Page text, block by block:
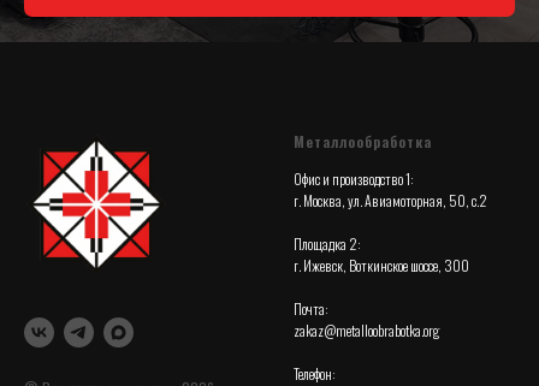
Металлообработка
Офис и производство 1:
г. Москва, ул. Авиамоторная, 50, с.2
Площадка 2:
г. Ижевск, Воткинское шоссе, 300
Почта:
zakaz@metalloobrabotka.org
Телефон: